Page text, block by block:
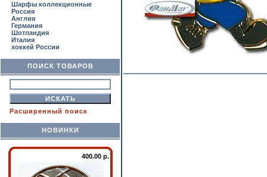
Шарфы коллекционные
Россия
Англия
Германия
Шотландия
Италия
хоккей России
ПОИСК ТОВАРОВ
Расширенный поиск
НОВИНКИ
400.00 р.